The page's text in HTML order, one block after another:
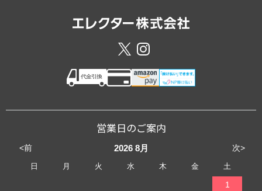
営業日のご案内
<前 次>
2026 8月
日 月 火 水 木 金 土
1